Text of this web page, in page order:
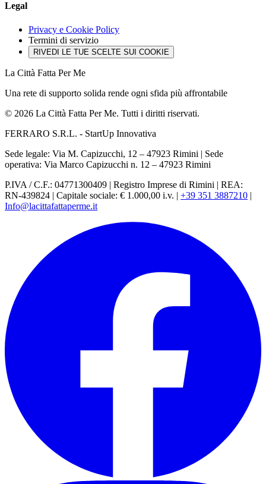
Legal
Privacy e Cookie Policy
Termini di servizio
RIVEDI LE TUE SCELTE SUI COOKIE
La Città Fatta Per Me
Una rete di supporto solida rende ogni sfida più affrontabile
© 2026 La Città Fatta Per Me. Tutti i diritti riservati.
FERRARO S.R.L. - StartUp Innovativa
Sede legale: Via M. Capizucchi, 12 – 47923 Rimini | Sede
operativa: Via Marco Capizucchi n. 12 – 47923 Rimini
P.IVA / C.F.: 04771300409 | Registro Imprese di Rimini | REA:
RN-439824 | Capitale sociale: € 1.000,00 i.v. | +39 351 3887210 |
Info@lacittafattaperme.it